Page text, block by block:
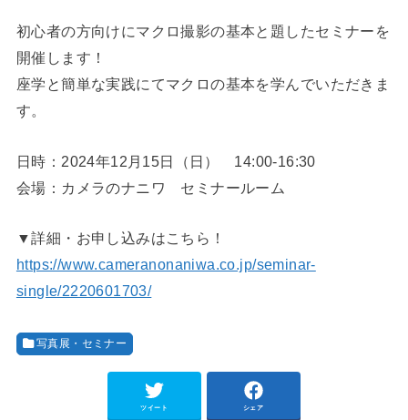
初心者の方向けにマクロ撮影の基本と題したセミナーを
開催します！
座学と簡単な実践にてマクロの基本を学んでいただきま
す。
日時：2024年12月15日（日） 14:00-16:30
会場：カメラのナニワ セミナールーム
▼詳細・お申し込みはこちら！
https://www.cameranonaniwa.co.jp/seminar-
single/2220601703/
写真展・セミナー
ツイート シェア